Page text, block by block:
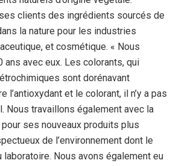
clients des ingrédients sourcés de
la nature pour les industries
et cosmétique. « Nous
ans avec eux. Les colorants, qui
sont dorénavant
l’antioxydant et le colorant, il n’y a pas
Nous travaillons également avec la
pour ses nouveaux produits plus
de l’environnement dont le
Nous avons également eu